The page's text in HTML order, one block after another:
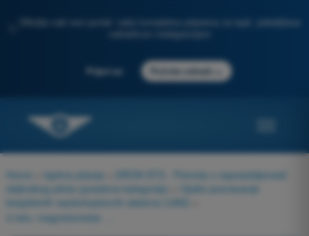
Otkrijte naš novi portal: vaša kompletna priprema za ispit, poboljšana
Prijavi se Počnite odmah
Home Ispitna pitanja
DRON STS - Potvrda o osposobljenosti
daljinskog pilota (posebna kategorija)
Opšte poznavanje
bespilotnih vazduhoplovnih sistema (UAS)